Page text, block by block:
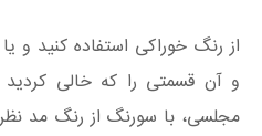
از رنگ خوراکی استفاده کنید و
و آن قسمتی را که خالی
مجلسی، با سورنگ از رنگ مد